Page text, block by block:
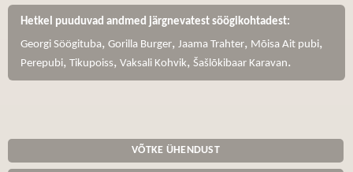
Hetkel puuduvad andmed järgnevatest söögikohtadest:
Georgi Söögituba, Gorilla Burger, Jaama Trahter, Mõisa Ait pubi,
Perepubi, Tikupoiss, Vaksali Kohvik, Šašlõkibaar Karavan.
VÕTKE ÜHENDUST